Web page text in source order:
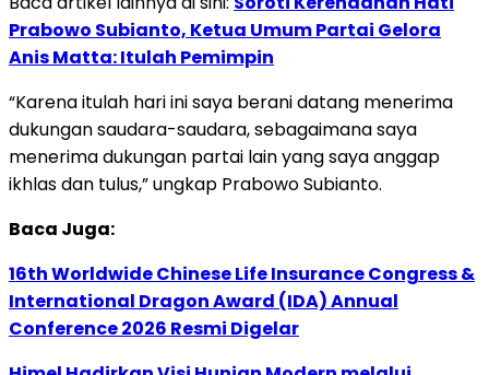
Prabowo Subianto, Ketua Umum Partai Gelora
Anis Matta: Itulah Pemimpin
“Karena itulah hari ini saya berani datang menerima
dukungan saudara-saudara, sebagaimana saya
menerima dukungan partai lain yang saya anggap
ikhlas dan tulus,” ungkap Prabowo Subianto.
Baca Juga:
16th Worldwide Chinese Life Insurance Congress &
International Dragon Award (IDA) Annual
Conference 2026 Resmi Digelar